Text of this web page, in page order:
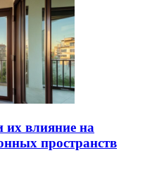
их влияние на
пространств